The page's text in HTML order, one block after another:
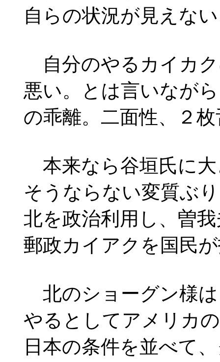
自らの状況が見えな
自分のやるカイカク
悪い。とは言いなが
の乖離。二面性、２
本来なら谷垣氏に大
そうならない変質ぶ
北を政治利用し、曽
郵政カイアクを国民
北のショーグン様は
やるとしてアメリカ
日本の条件を並べて